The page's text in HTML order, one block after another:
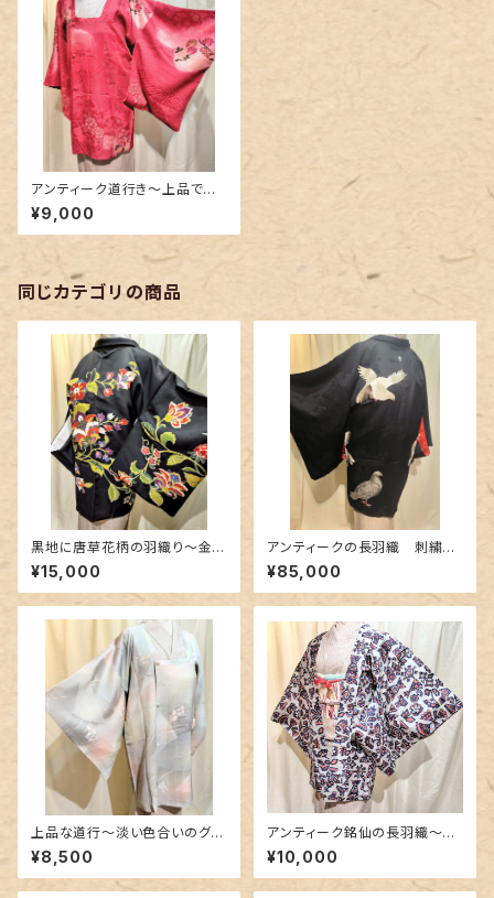
アンティーク道行き〜上品で可
愛いピンク色〜
¥9,000
同じカテゴリの商品
黒地に唐草花柄の羽織り〜金彩
と金駒刺繍〜
¥15,000
アンティークの長羽織 刺繍〜
鳩柄の逸品〜
¥85,000
上品な道行〜淡い色合いのグラ
デーション〜
¥8,500
アンティーク銘仙の長羽織〜絵
本のような柄〜
¥10,000